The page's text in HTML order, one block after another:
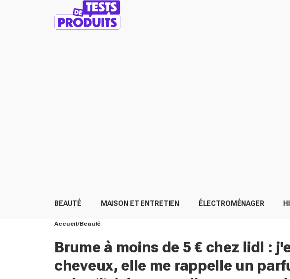
BEAUTÉ MAISON ET ENTRETIEN ÉLECTROMÉNAGER
Accueil Beauté
Brume à moins de 5 € chez lidl :
cheveux, elle me rappelle un